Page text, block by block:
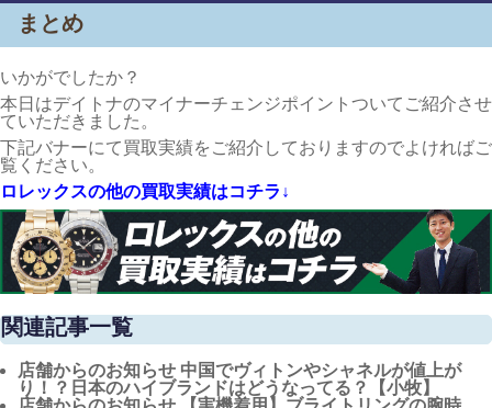
まとめ
いかがでしたか？
本日はデイトナのマイナーチェンジポイントついてご紹介させ
ていただきました。
下記バナーにて買取実績をご紹介しておりますのでよければご
覧ください。
ロレックスの他の買取実績はコチラ↓
関連記事一覧
店舗からのお知らせ 中国でヴィトンやシャネルが値上が
り！？日本のハイブランドはどうなってる？【小牧】